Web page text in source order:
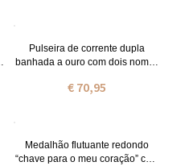
Pulseira de corrente dupla
banhada a ouro com dois nomes
€ 70,95
Medalhão flutuante redondo
“chave para o meu coração” com